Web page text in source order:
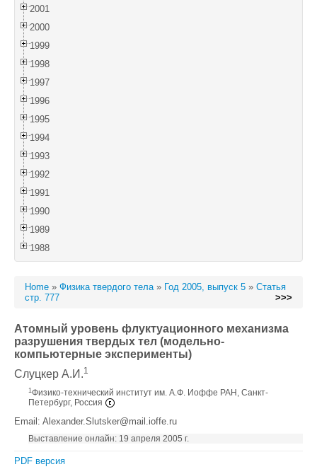
2001
2000
1999
1998
1997
1996
1995
1994
1993
1992
1991
1990
1989
1988
Home » Физика твердого тела» Год 2005, выпуск 5 » Статья
стр. 777
>>>
Атомный уровень флуктуационного механизма
разрушения твердых тел (модельно-
компьютерные эксперименты)
Слуцкер А.И.1
1 Физико-технический институт им. А.Ф. Иоффе РАН, Санкт-
Петербург, Россия
Email: Alexander.Slutsker@mail.ioffe.ru
Выставление онлайн: 19 апреля 2005 г.
PDF версия